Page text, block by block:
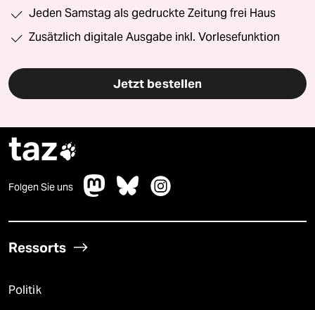
Jeden Samstag als gedruckte Zeitung frei Haus
Zusätzlich digitale Ausgabe inkl. Vorlesefunktion
Jetzt bestellen
taz
Folgen Sie uns
Ressorts
Politik